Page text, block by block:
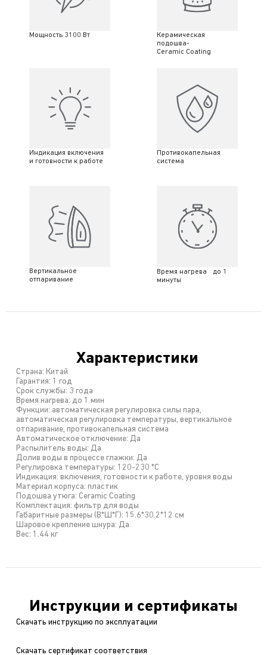
Мощность 3100 Вт
Керамическая
подошва-
Ceramic Coating
Индикация включения
и готовности к работе
Противокапельная
система
Вертикальное
отпаривание
Время нагрева до 1
минуты
Характеристики
Страна: Китай
Гарантия: 1 год
Срок службы: 3 года
Время нагрева: до 1 мин
Функции: автоматическая регулировка силы пара,
автоматическая регулировка температуры, вертикальное
отпаривание, противокапельная система
Автоматическое отключение: Да
Распылитель воды: Да
Долив воды в процессе глажки: Да
Регулировка температуры: 120-230 *С
Индикация: включения, готовности к работе, уровня воды
Материал корпуса: пластик
Подошва утюга: Ceramic Coating
Комплектация: фильтр для воды
Габаритные размеры (В*Ш*Г): 15.6*30.2*12 см
Шаровое крепление шнура: Да
Вес: 1.44 кг
Инструкции и сертификаты
Скачать инструкцию по эксплуатации
Скачать сертификат соответствия